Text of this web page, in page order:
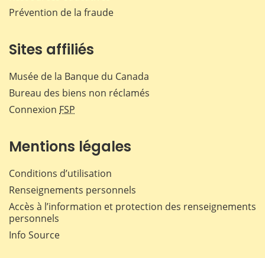
Prévention de la fraude
Sites affiliés
Musée de la Banque du Canada
Bureau des biens non réclamés
Connexion FSP
Mentions légales
Conditions d’utilisation
Renseignements personnels
Accès à l’information et protection des renseignements
personnels
Info Source